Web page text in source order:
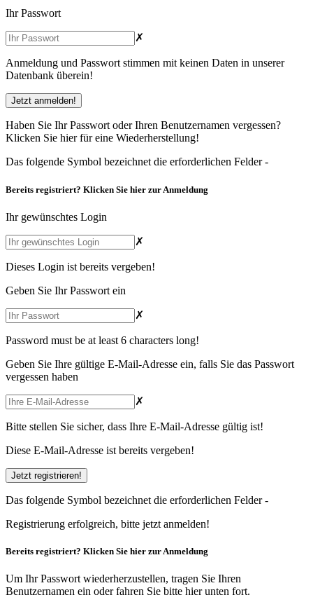
Ihr Passwort
✗
Anmeldung und Passwort stimmen mit keinen Daten in unserer
Datenbank überein!
Haben Sie Ihr Passwort oder Ihren Benutzernamen vergessen?
Klicken Sie hierfür eine Wiederherstellung!
Das folgende Symbol bezeichnet die erforderlichen Felder -
Bereits registriert? Klicken Sie hier zur Anmeldung
Ihr gewünschtes Login
✗
Dieses Login ist bereits vergeben!
Geben Sie Ihr Passwort ein
✗
Password must be at least 6 characters long!
Geben Sie Ihre gültige E-Mail-Adresse ein, falls Sie das Passwort
vergessen haben
✗
Bitte stellen Sie sicher, dass Ihre E-Mail-Adresse gültig ist!
Diese E-Mail-Adresse ist bereits vergeben!
Das folgende Symbol bezeichnet die erforderlichen Felder -
Registrierung erfolgreich, bitte jetzt anmelden!
Bereits registriert? Klicken Sie hier zur Anmeldung
Um Ihr Passwort wiederherzustellen, tragen Sie Ihren
Benutzernamen ein oder fahren Sie bitte hier unten fort.